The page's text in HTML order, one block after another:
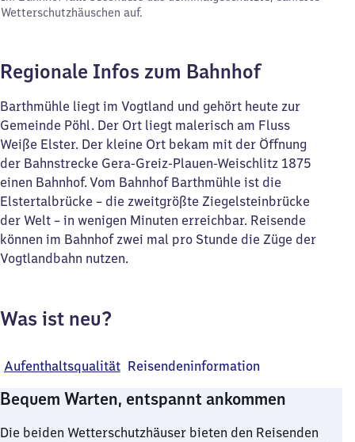
Wetterschutzhäuschen auf.
Regionale Infos zum Bahnhof
Barthmühle liegt im Vogtland und gehört heute zur
Gemeinde Pöhl. Der Ort liegt malerisch am Fluss
Weiße Elster. Der kleine Ort bekam mit der Öffnung
der Bahnstrecke Gera-Greiz-Plauen-Weischlitz 1875
einen Bahnhof. Vom Bahnhof Barthmühle ist die
Elstertalbrücke – die zweitgrößte Ziegelsteinbrücke
der Welt – in wenigen Minuten erreichbar. Reisende
können im Bahnhof zwei mal pro Stunde die Züge der
Vogtlandbahn nutzen.
Was ist neu?
Aufenthaltsqualität Reisendeninformation
Bequem Warten, entspannt ankommen
Die beiden Wetterschutzhäuser bieten den Reisenden